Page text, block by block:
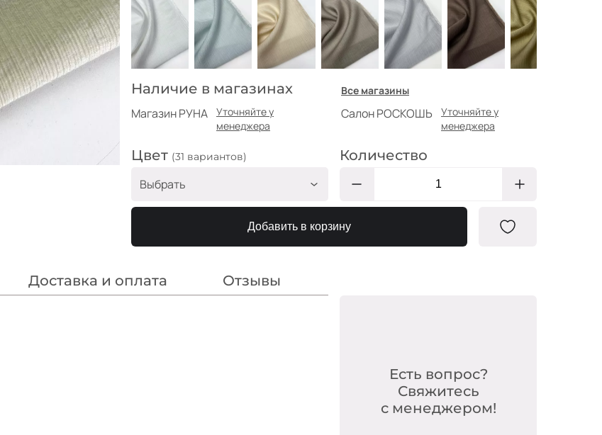
Наличие в магазинах Все магазины
Магазин РУНА
Уточняйте у
менеджера
Салон РОСКОШЬ
Уточняйте у
менеджера
Цвет (31 вариантов)
Выбрать
Айвори
ПА301
ПА305
Серобежевый
Количество
Добавить в корзину
Доставка и оплата Отзывы
Есть вопрос?
Свяжитесь
с менеджером!